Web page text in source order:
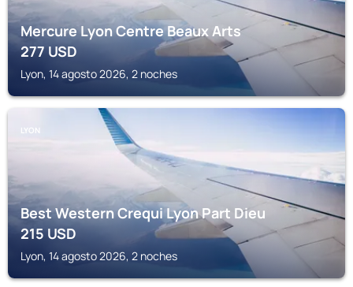
Mercure Lyon Centre Beaux Arts
277USD
Lyon, 14 agosto 2026, 2 noches
LYON
Best Western Crequi Lyon Part Dieu
215USD
Lyon, 14 agosto 2026, 2 noches